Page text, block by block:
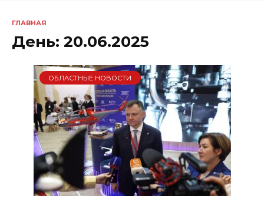
ГЛАВНАЯ
День: 20.06.2025
ОБЛАСТНЫЕ НОВОСТИ